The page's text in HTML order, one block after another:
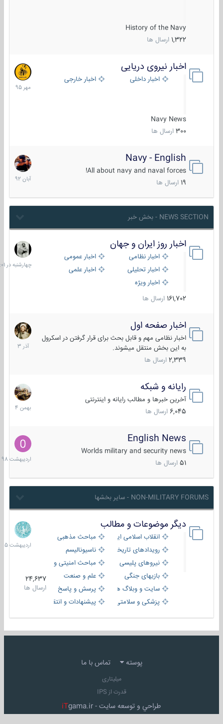
History of the Navy
1,322 ارسال ها
اخبار نیروی دریایی
اخبار داخلی اخبار خارجی
Navy News
300 ارسال ها
27
مهر
1395
Navy - English
All about navy and naval forces!
ارسال ها
22
آبان
1392
NEWS SECTION - بخش خبر
اخبار روز ایران و جهان
اخبار نظامی
اخبار عمومی
اخبار تحلیلی
اخبار علمی
اخبار ویژه
161,702 ارسال ها
در
06:01
اخبار صفحه اول
اخبار نظامی مهم و قابل بحث برای قرار گرفتن در اسکرول
به این بخش منتقل میشوند.
2,339 ارسال ها
7
آذر
1403
رایانه و شبکه
آخرین خبرها و مطالب رایانه و اینترنتی
6,045 ارسال ها
30
بهمن
1404
English News
Worlds military and security news
51 ارسال ها
10
1398
NON-MILITARY FORUMS - سایر بخشها
دیگر موضوعات و مطالب
انقلاب اسلامی ایران
مباحث مذهبی
رویدادهای تاریخی و مذهبیناسیونالیسم
نیروهای پلیسی
مباحث امنیتی و اطلاعاتی
بازیهای جنگی
علم و صنعت
سایت و وبلاگ ها
پرسش و پاسخ
پزشکی و سلامتی
پیشنهادات و انتقادات
24,637
ارسال ها
8
1405
پوسته تماس با ما
میلیتاری
قدرت از IPS
طراحي و توسعه سايت - iTgama.ir